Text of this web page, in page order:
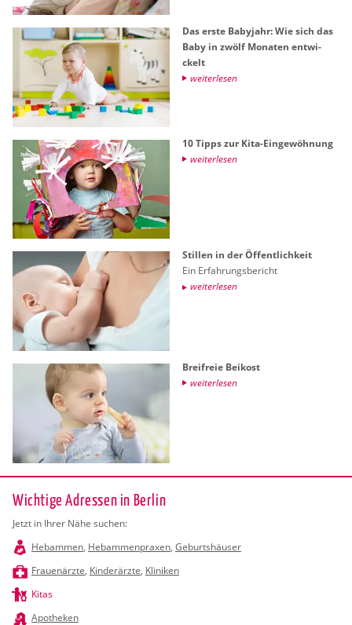
Das erste Ba­by­jahr: Wie sich das
Baby in zwölf Mo­na­ten ent­wi­
ckelt
wei­ter­le­sen
10 Tipps zur Kita-Ein­ge­wöh­nung
wei­ter­le­sen
Stil­len in der Öf­fent­lich­keit
Ein Er­fah­rungs­be­richt
wei­ter­le­sen
Breifreie Bei­kost
wei­ter­le­sen
Wichtige Adressen in Berlin
Jetzt in Ihrer Nähe suchen:
Hebammen, Hebammenpraxen, Geburtshäuser
Frauenärzte, Kinderärzte, Kliniken
Kitas
Apotheken